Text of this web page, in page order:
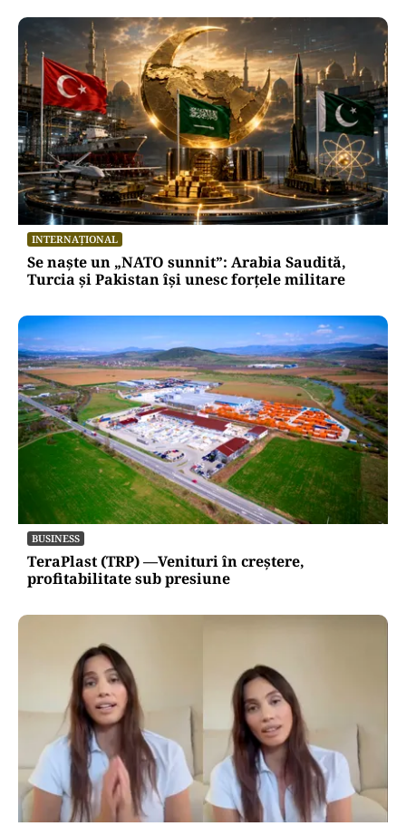
INTERNAȚIONAL
Se naște un „NATO sunnit”: Arabia Saudită,
Turcia și Pakistan își unesc forțele militare
BUSINESS
TeraPlast (TRP) —Venituri în creștere,
profitabilitate sub presiune